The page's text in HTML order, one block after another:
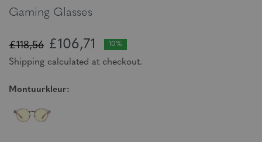
Gaming Glasses
£118,56 £106,71 10%
Shipping calculated at checkout.
Montuurkleur: